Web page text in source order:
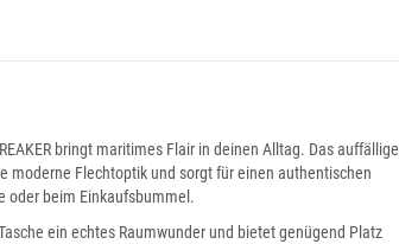
bringt maritimes Flair in deinen Alltag. Das auffällige
moderne Flechtoptik und sorgt für einen authentischen
oder beim Einkaufsbummel.
ein echtes Raumwunder und bietet genügend Platz